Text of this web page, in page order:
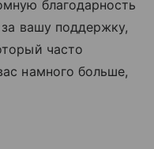
благодарность
вашу поддержку,
часто
намного больше,